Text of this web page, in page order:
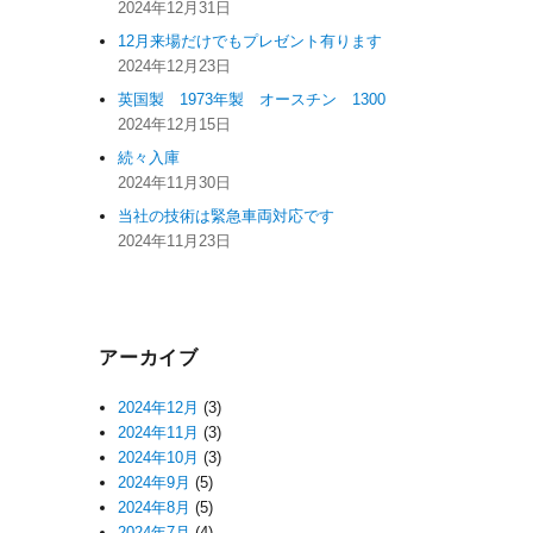
2024年12月31日
12月来場だけでもプレゼント有ります
2024年12月23日
英国製 1973年製 オースチン 1300
2024年12月15日
続々入庫
2024年11月30日
当社の技術は緊急車両対応です
2024年11月23日
アーカイブ
2024年12月 (3)
2024年11月 (3)
2024年10月 (3)
2024年9月 (5)
2024年8月 (5)